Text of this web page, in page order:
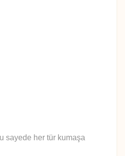
sayede her tür kumaşa